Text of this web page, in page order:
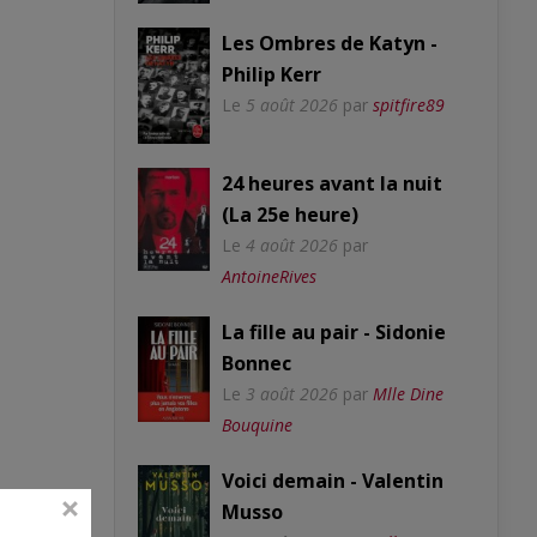
Les Ombres de Katyn -
Philip Kerr
Le 5 août 2026 par spitfire89
24 heures avant la nuit
(La 25e heure)
Le 4 août 2026 par
AntoineRives
La fille au pair - Sidonie
Bonnec
Le 3 août 2026 par Mlle Dine
Bouquine
Voici demain - Valentin
Musso